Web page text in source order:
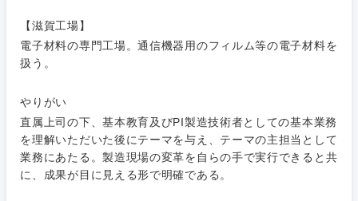
【滋賀工場】
電子材料の専門工場。通信機器用のフィルム等の電子材料を
扱う。
やりがい
直属上司の下、基本教育及びPI製造技術者としての基本業務
を理解いただいた後にテーマを与え、テーマの主担当として
業務にあたる。製造現場の変革を自らの手で実行できると共
に、成果が目に見える形で明確である。
管理
マーケテ
ィング
経営企画
SCM
マーケティング
営業
電気・電子・半導体
食品・化粧品・アパレル・消費財
宮城県 山形県
フリーワード
こだわり条件を入力ください